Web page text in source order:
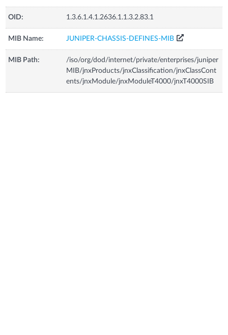
OID: 1.3.6.1.4.1.2636.1.1.3.2.83.1
MIB Name: JUNIPER-CHASSIS-DEFINES-MIB
MIB Path:
/iso/org/dod/internet/private/enterprises/juniper
MIB/jnxProducts/jnxClassification/jnxClassCont
ents/jnxModule/jnxModuleT4000/jnxT4000SIB